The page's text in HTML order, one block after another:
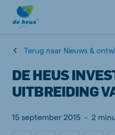
Terug naar Nieuws &
DE HEUS
UITBREIDING
15 september 2015 - 2